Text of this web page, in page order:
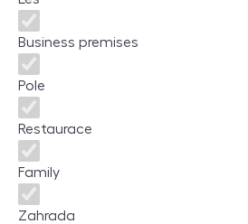
Business premises
Pole
Restaurace
Family
Zahrada